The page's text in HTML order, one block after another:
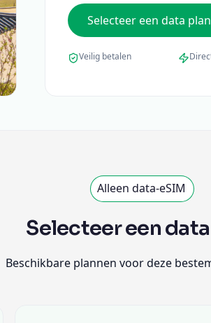
Selecteer een data plan
Veilig betalen
Alleen data-eSIM
Selecteer een
Beschikbare plannen voor deze